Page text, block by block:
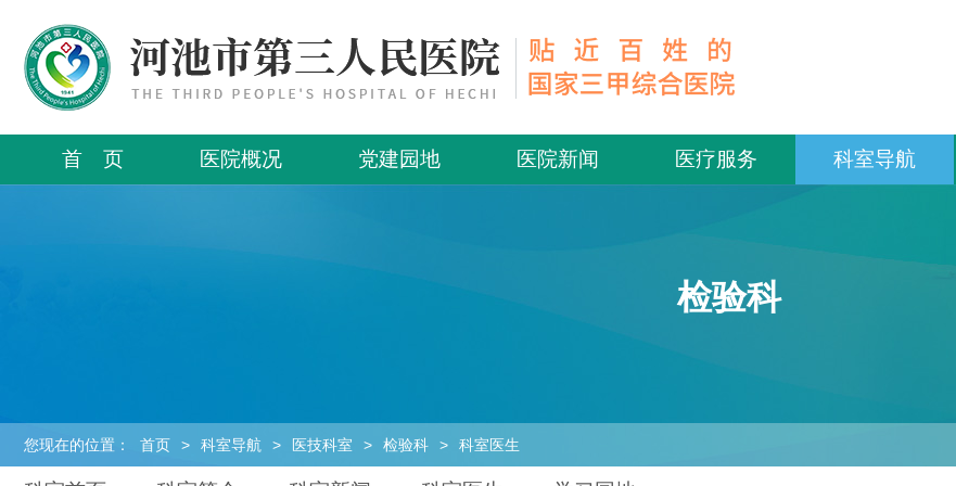
首 页 医院概况 党建园地 医院新闻 医疗服务 科室导航
检验科
您现在的位置： 首页 > 科室导航 > 医技科室 > 检验科 > 科室医生